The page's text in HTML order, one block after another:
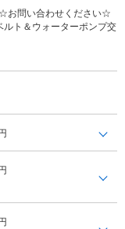
お問い合わせください☆
ト＆ウォーターポンプ交